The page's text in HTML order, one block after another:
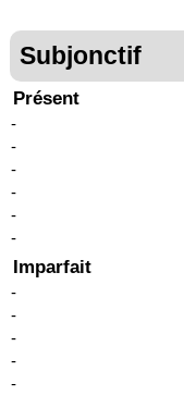
Subjonctif
Présent
-
-
-
-
-
-
Imparfait
-
-
-
-
-